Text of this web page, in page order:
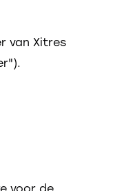
van Xitres
voor de